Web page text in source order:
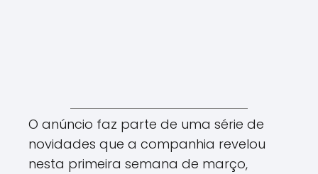
O anúncio faz parte de uma série de
novidades que a companhia revelou
nesta primeira semana de março,